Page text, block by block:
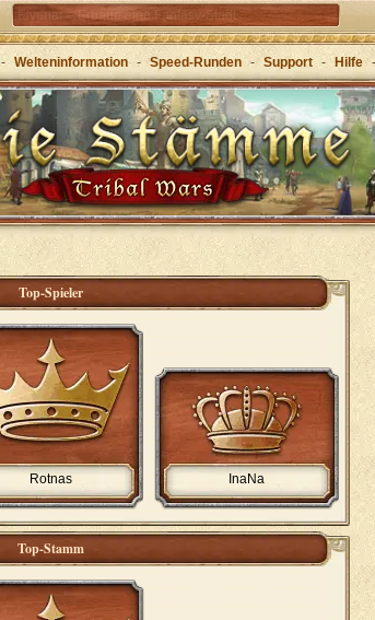
Elvenar – Erbaue eine Fantasy-Stadt
Forge of Empires – Mit Strategie durch die Zeitalter
Grepolis – Erbaue dein Reich im antiken
Griechenland
- Welteninformation - Speed-Runden - Support - Hilfe -
Top-Spieler
Rotnas InaNa
Top-Stamm